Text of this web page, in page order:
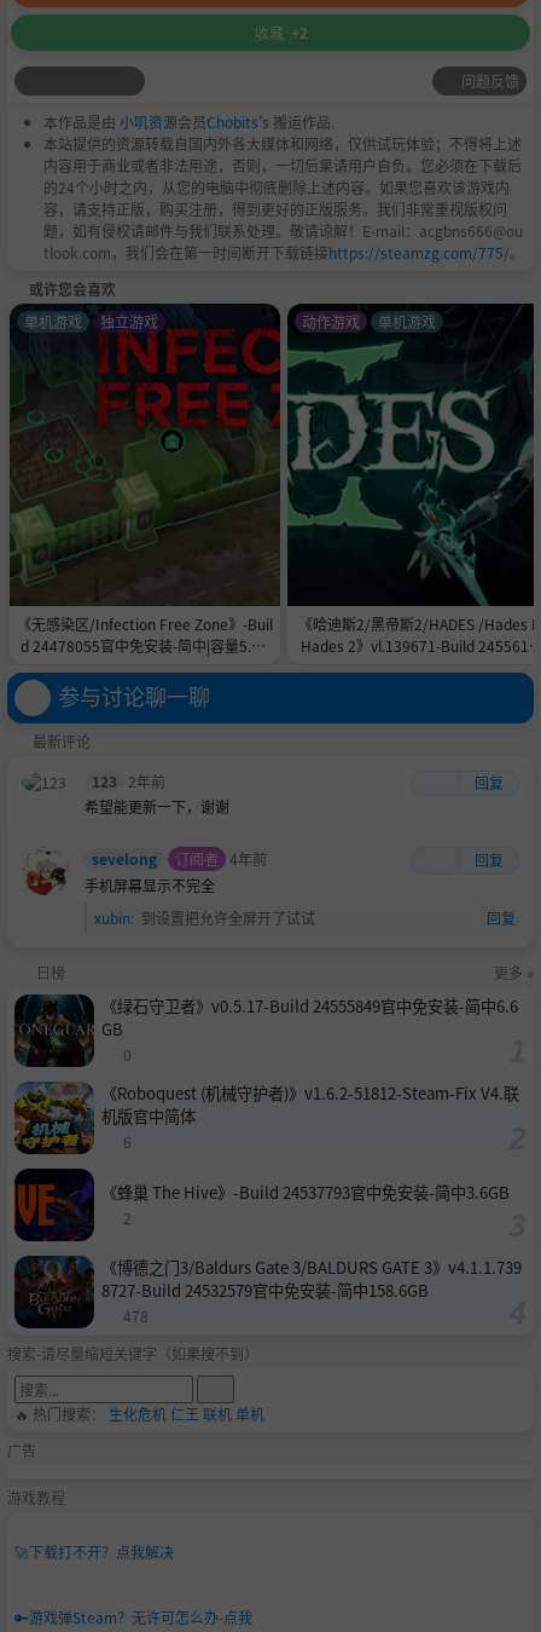
收藏 +2
问题反馈
本作品是由 小叽资源会员Chobits's 搬运作品.
本站提供的资源转载自国内外各大媒体和网络，仅供试玩体验；不得将上述
内容用于商业或者非法用途，否则，一切后果请用户自负。您必须在下载后
的24个小时之内，从您的电脑中彻底删除上述内容。如果您喜欢该游戏内
容，请支持正版，购买注册，得到更好的正版服务。我们非常重视版权问
题，如有侵权请邮件与我们联系处理。敬请谅解！E-mail：acgbns666@ou
tlook.com，我们会在第一时间断开下载链接https://steamzg.com/775/。
或许您会喜欢
《无感染区/Infection Free Zone》-Buil
d 24478055官中免安装-简中|容量5.8G
单机游戏 独立游戏
《哈迪斯2/黑帝斯2/HADES /Hades
Hades 2》vl.139671-Build
动作游戏 单机游戏
参与讨论聊一聊
最新评论
123
2年前
回复
希望能更新一下，谢谢
sevelong 订阅者 4年前
回复
手机屏幕显示不完全
xubin: 到设置把允许全屏开了试试 回复
日榜 更多 »
《绿石守卫者》v0.5.17-Build 24555849官中免安装-简中6.6
GB
0
《Roboquest (机械守护者)》v1.6.2-51812-Steam-Fix V4.联
机版官中简体
6
《蜂巢 The Hive》-Build 24537793官中免安装-简中3.6GB
2
《博德之门3/Baldurs Gate 3/BALDURS GATE 3》v4.1.1.739
8727-Build 24532579官中免安装-简中158.6GB
478
搜索-请尽量缩短关键字（如果搜不到）
🔥 热门搜索： 生化危机仁王 联机单机
广告
游戏教程
🚀下载打不开？点我解决
🔑游戏弹Steam？无许可怎么办-点我